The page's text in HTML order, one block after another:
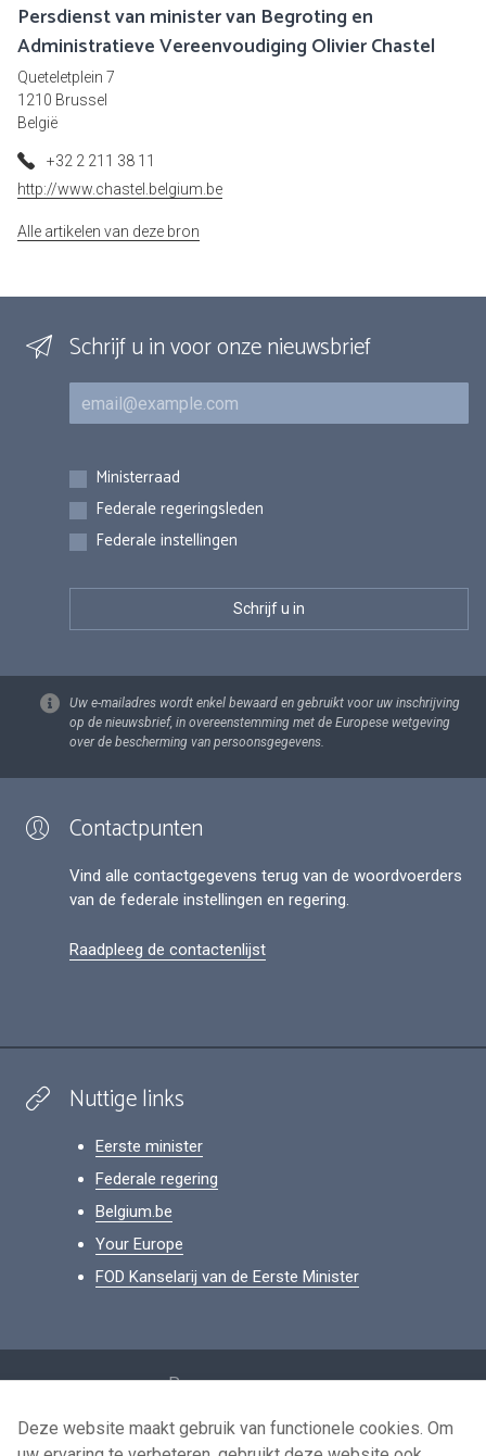
Persdienst van minister van Begroting en
Administratieve Vereenvoudiging Olivier Chastel
Queteletplein 7
1210 Brussel
België
+32 2 211 38 11
http://www.chastel.belgium.be
Alle artikelen van deze bron
Schrijf u in voor onze nieuwsbrief
E-mail
Inschrijvingen
Ministerraad
Federale regeringsleden
Federale instellingen
Uw e-mailadres wordt enkel bewaard en gebruikt voor uw inschrijving
op de nieuwsbrief, in overeenstemming met de Europese wetgeving
over de bescherming van persoonsgegevens.
Contactpunten
Vind alle contactgegevens terug van de woordvoerders
van de federale instellingen en regering.
Raadpleeg de contactenlijst
Nuttige links
Eerste minister
Federale regering
Belgium.be
Your Europe
FOD Kanselarij van de Eerste Minister
Persoonsgegevens
Voorwaarden voor het hergebruik
Deze website maakt gebruik van functionele cookies. Om